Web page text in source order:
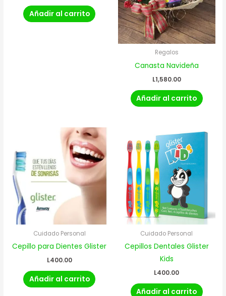
Añadir al carrito
Regalos
Canasta Navideña
L1,580.00
Añadir al carrito
Cuidado Personal
Cepillo para Dientes Glister
L400.00
Añadir al carrito
Cuidado Personal
Cepillos Dentales Glister
Kids
L400.00
Añadir al carrito